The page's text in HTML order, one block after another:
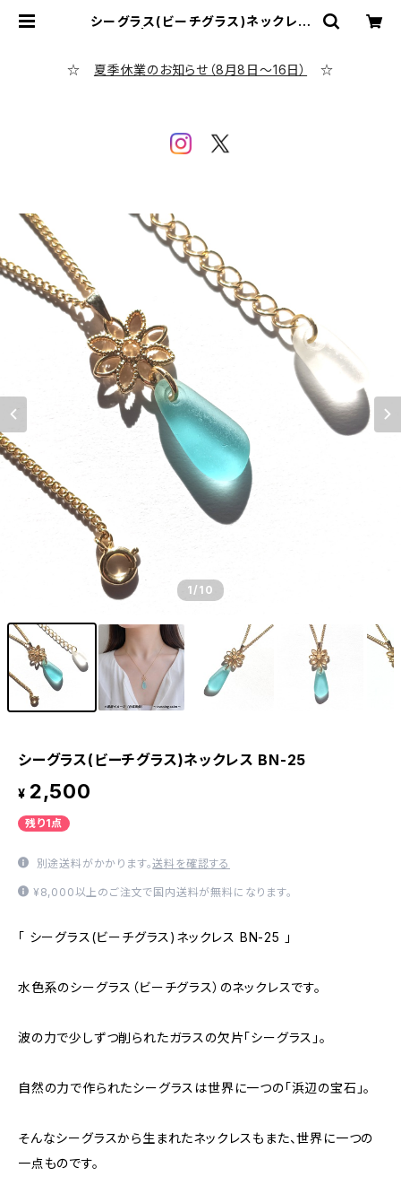
シーグラス(ビーチグラス)ネックレス
☆ 夏季休業のお知らせ（8月8日～16日） ☆
1/10
シーグラス(ビーチグラス)ネックレス BN-25
¥ 2,500
残り1点
別途送料がかかります。送料を確認する
¥8,000以上のご注文で国内送料が無料になります。
「 シーグラス(ビーチグラス)ネックレス BN-25 」
水色系のシーグラス（ビーチグラス）のネックレスです。
波の力で少しずつ削られたガラスの欠片「シーグラス」。
自然の力で作られたシーグラスは世界に一つの「浜辺の宝石」。
そんなシーグラスから生まれたネックレスもまた、世界に一つの
一点ものです。